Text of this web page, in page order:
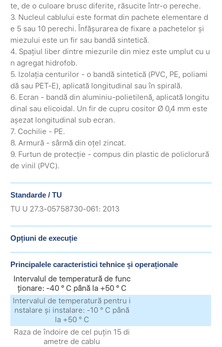
te, de o culoare brusc diferite, răsucite într-o pereche.
3. Nucleul cablului este format din pachete elementare d
e 5 sau 10 perechi. Înfășurarea de fixare a pachetelor și
miezului este un fir sau bandă sintetică.
4. Spațiul liber dintre miezurile din miez este umplut cu u
n agregat hidrofob.
5. Izolația centurilor - o bandă sintetică (PVC, PE, poliami
dă sau PET-E), aplicată longitudinal sau în spirală.
6. Ecran - bandă din aluminiu-polietilenă, aplicată longitu
dinal sau elicoidal. Un fir de cupru cositor Ø 0,4 mm este
așezat longitudinal sub ecran.
7. Cochilie - PE.
8. Armură - sârmă din oțel zincat.
9. Furtun de protecție - compus din plastic de policlorură
de vinil (PVC).
Standarde / TU
TU U 27.3-05758730-061: 2013
Opțiuni de execuție
Principalele caracteristici tehnice și operaționale
Intervalul de temperatură de func
ționare: -40 ° C până la +50 ° C
Intervalul de temperatură pentru i
nstalare și instalare: -10 ° C până
la +50 ° C
Raza de îndoire de cel puțin 15 di
ametre de cablu